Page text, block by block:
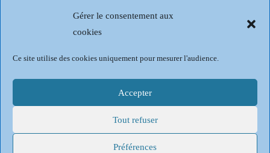
Gérer le consentement aux
cookies
Ce site utilise des cookies uniquement pour mesurer l'audience.
Accepter
Tout refuser
Préférences
Revue Française de Généalogie
Politique de cookies (UE)